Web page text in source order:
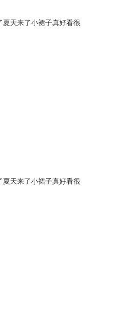
天来了小裙子真好看很
天来了小裙子真好看很